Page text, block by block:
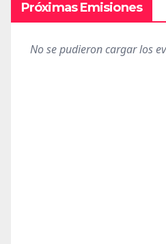
Próximas Emisiones